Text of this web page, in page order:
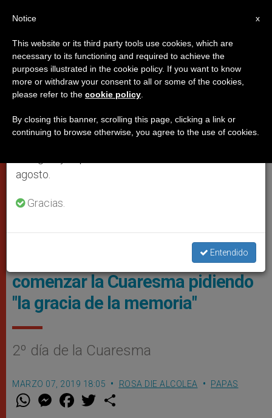
PAPAS
Eucaristía En Santa Marta, 7 Marzo 2019 © Vatican Media
Santa Marta: El Papa llama a
comenzar la Cuaresma pidiendo
"la gracia de la memoria"
2º día de la Cuaresma
MARZO 07, 2019 18:05 ROSA DIE ALCOLEA PAPAS
W M
e
F
a w
×
Aviso importante
Del 27 de julio al 7 de agosto haremos la pausa
anual, aprovechando que en el periodo de verano
se generan menos informaciones y también el
agosto.
Gracias.
Entendido
x
Notice
This website or its third party tools use cookies, which are
necessary to its functioning and required to achieve the
purposes illustrated in the cookie policy. If you want to know
more or withdraw your consent to all or some of the cookies,
please refer to the cookie policy
By closing this banner, scrolling this page, clicking a link or
continuing to browse otherwise, you agree to the use of cookies.